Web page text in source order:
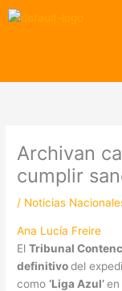
Archivan
cumplir
/ Noticias
Ana Lucía Freire
ElTribunal
definitivodel
como‘Liga Azul’en